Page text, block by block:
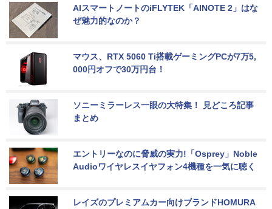
AIスマートノートのiFLYTEK「AINOTE 2」はな
ぜ魅力的なのか？
マウス、RTX 5060 Ti搭載ゲーミングPCが7万5,
000円オフで30万円台！
ソニーミラーレス一眼の大特集！ 見どころ記事
まとめ
エントリーなのに脅威の実力!「Osprey」Noble
Audioワイヤレスイヤフォン4機種を一気に聴く
レイズのプレミアムカー向けブランドHOMURA